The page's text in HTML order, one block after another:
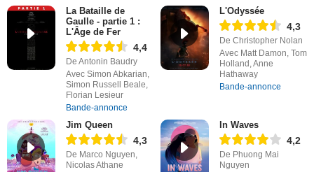
La Bataille de
Gaulle - partie 1 :
L'Âge de Fer
4,4
De Antonin Baudry
Avec Simon Abkarian,
Simon Russell Beale,
Florian Lesieur
Bande-annonce
L'Odyssée
4,3
De Christopher Nolan
Avec Matt Damon, Tom
Holland, Anne
Hathaway
Bande-annonce
Jim Queen
4,3
De Marco Nguyen,
Nicolas Athane
In Waves
4,2
De Phuong Mai
Nguyen